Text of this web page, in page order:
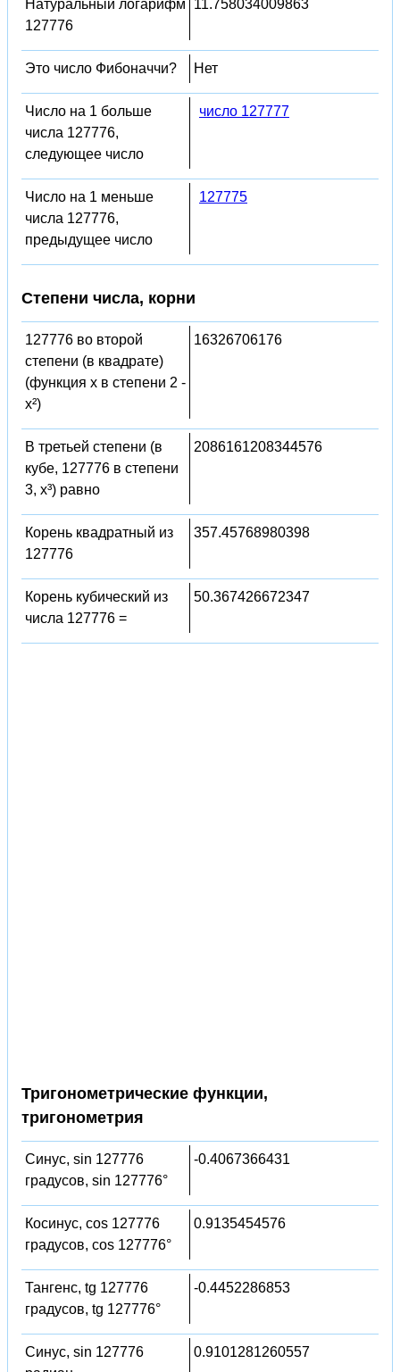
Натуральный логарифм
127776
11.758034009863
Это число Фибоначчи? Нет
Число на 1 больше
числа 127776,
следующее число
число 127777
Число на 1 меньше
числа 127776,
предыдущее число
127775
Степени числа, корни
127776 во второй
степени (в квадрате)
(функция x в степени 2 -
x²)
16326706176
В третьей степени (в
кубе, 127776 в степени
3, x³) равно
2086161208344576
Корень квадратный из
127776
357.45768980398
Корень кубический из
числа 127776 =
50.367426672347
Тригонометрические функции,
тригонометрия
Синус, sin 127776
градусов, sin 127776°
-0.4067366431
Косинус, cos 127776
градусов, cos 127776°
0.9135454576
Тангенс, tg 127776
градусов, tg 127776°
-0.4452286853
Синус, sin 127776
0.9101281260557